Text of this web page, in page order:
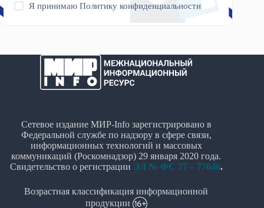
Я принимаюПолитику конфиденциальности
Сетевое издание МИР-Info зарегистрировано в
Федеральной службе по надзору в сфере связи,
информационных технологий и массовых
коммуникаций (Роскомнадзор) 29 января 2020 года.
Свидетельство о регистрации ЭЛ № ФС 77 – 77646.
Возрастная классификация информационной
продукции